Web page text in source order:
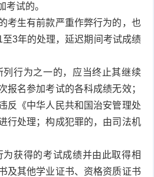
考试的。
考生有前款严重作弊行为的，也
3年的处理，延迟期间考试成绩
行为之一的，应当终止其继续
报名参加考试的各科成绩无效；
反《中华人民共和国治安管理处
行处理；构成犯罪的，由司法机
获得的考试成绩并由此取得相
及其他学业证书、资格资质证书